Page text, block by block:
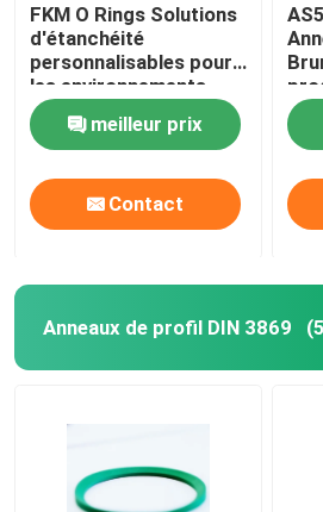
FKM O Rings Solutions
d'étanchéité
personnalisables pour
les environnements
exigeants
meilleur prix
Contact
UV
Anneaux de profil DIN 3869